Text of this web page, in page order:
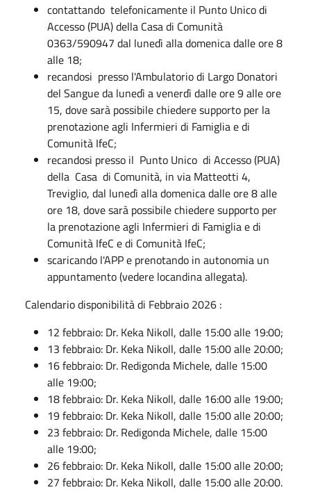
contattando telefonicamente il Punto Unico di
Accesso (PUA) della Casa di Comunità
0363/590947 dal lunedì alla domenica dalle ore 8
alle 18;
recandosi presso l'Ambulatorio di Largo Donatori
del Sangue da lunedì a venerdì dalle ore 9 alle ore
15, dove sarà possibile chiedere supporto per la
prenotazione agli Infermieri di Famiglia e di
Comunità IfeC;
recandosi presso il Punto Unico di Accesso (PUA)
della Casa di Comunità, in via Matteotti 4,
Treviglio, dal lunedì alla domenica dalle ore 8 alle
ore 18, dove sarà possibile chiedere supporto per
la prenotazione agli Infermieri di Famiglia e di
Comunità IfeC e di Comunità IfeC;
scaricando l'APP e prenotando in autonomia un
appuntamento (vedere locandina allegata).
Calendario disponibilità di Febbraio 2026 :
12 febbraio: Dr. Keka Nikoll, dalle 15:00 alle 19:00;
13 febbraio: Dr. Keka Nikoll, dalle 15:00 alle 20:00;
16 febbraio: Dr. Redigonda Michele, dalle 15:00
alle 19:00;
18 febbraio: Dr. Keka Nikoll, dalle 16:00 alle 19:00;
19 febbraio: Dr. Keka Nikoll, dalle 15:00 alle 20:00;
23 febbraio: Dr. Redigonda Michele, dalle 15:00
alle 19:00;
26 febbraio: Dr. Keka Nikoll, dalle 15:00 alle 20:00;
27 febbraio: Dr. Keka Nikoll, dalle 15:00 alle 20:00.